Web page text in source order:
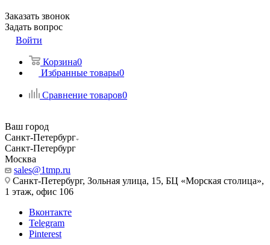
Заказать звонок
Задать вопрос
Войти
Корзина0
Избранные товары0
Сравнение товаров0
Ваш город
Санкт-Петербург
Санкт-Петербург
Москва
sales@1tmp.ru
Санкт-Петербург, Зольная улица, 15, БЦ «Морская столица»,
1 этаж, офис 106
Вконтакте
Telegram
Pinterest